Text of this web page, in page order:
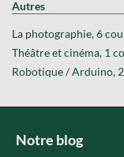
Autres
La photographie, 6
Théâtre et cinéma, 1
Robotique / Arduino,
Notre blog